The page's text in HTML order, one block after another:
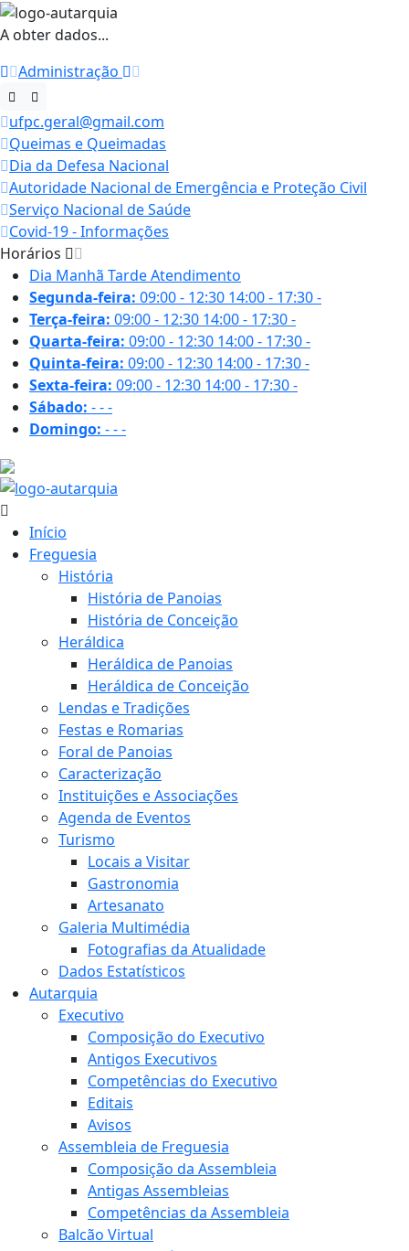
A obter dados...
Administração
ufpc.geral@gmail.com
Queimas e Queimadas
Dia da Defesa Nacional
Autoridade Nacional de Emergência e Proteção Civil
Serviço Nacional de Saúde
Covid-19 - Informações
Horários
Dia Manhã TardeAtendimento
Segunda-feira: 09:00 - 12:30 14:00 - 17:30-
Terça-feira: 09:00 - 12:30 14:00 - 17:30-
Quarta-feira: 09:00 - 12:30 14:00 - 17:30-
Quinta-feira: 09:00 - 12:30 14:00 - 17:30-
Sexta-feira: 09:00 - 12:30 14:00 - 17:30-
Sábado: ---
Domingo: ---
Início
Freguesia
História
História de Panoias
História de Conceição
Heráldica
Heráldica de Panoias
Heráldica de Conceição
Lendas e Tradições
Festas e Romarias
Foral de Panoias
Caracterização
Instituições e Associações
Agenda de Eventos
Turismo
Locais a Visitar
Gastronomia
Artesanato
Galeria Multimédia
Fotografias da Atualidade
Dados Estatísticos
Autarquia
Executivo
Composição do Executivo
Antigos Executivos
Competências do Executivo
Editais
Avisos
Assembleia de Freguesia
Composição da Assembleia
Antigas Assembleias
Competências da Assembleia
Balcão Virtual